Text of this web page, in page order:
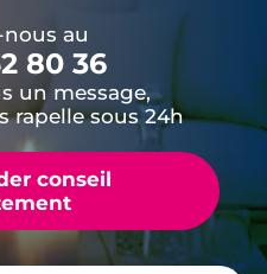
au
80 36
un message,
rapelle sous 24h
conseil